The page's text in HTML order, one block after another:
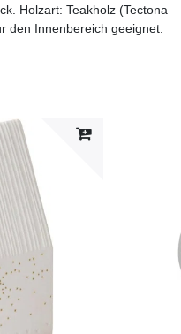
Holzart: Teakholz (Tectona
den Innenbereich geeignet.